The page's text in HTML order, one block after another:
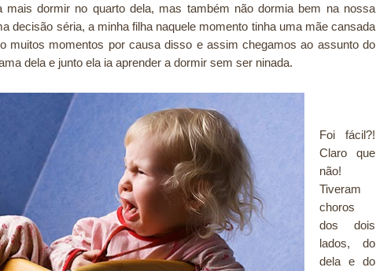
mais dormir no quarto dela, mas também não dormia bem na nossa
decisão séria, a minha filha naquele momento tinha uma mãe cansada
muitos momentos por causa disso e assim chegamos ao assunto do
dela e junto ela ia aprender a dormir sem ser ninada.
Foi fácil?!
Claro que
não!
Tiveram
choros
dos dois
lados, do
dela e do